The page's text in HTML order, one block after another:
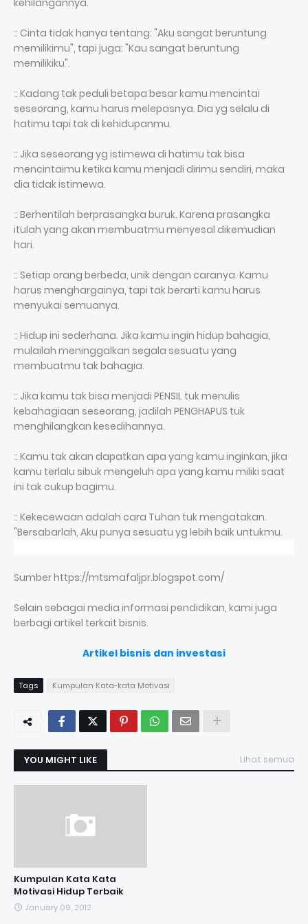
kehilangannya.
:: Cinta tidak hanya tentang: "Aku sangat beruntung
memilikimu", tapi juga: "Kau sangat beruntung
memilikiku".
:: Kadang tak peduli betapa besar kamu mencintai
seseorang, kamu harus melepasnya. Dia yg selalu di
hatimu tapi tak di kehidupanmu.
:: Jika seseorang yg istimewa di hatimu tak bisa
mencintaimu ketika kamu menjadi dirimu sendiri, maka
dia tidak istimewa.
:: Berhentilah berprasangka buruk. Karena prasangka
itulah yang akan membuatmu menyesal dikemudian
hari.
:: Setiap orang berbeda, unik dengan caranya. Kamu
harus menghargainya, tapi tak berarti kamu harus
menyukai semuanya.
:: Hidup ini sederhana. Jika kamu ingin hidup bahagia,
mulailah meninggalkan segala sesuatu yang
membuatmu tak bahagia.
:: Jika kamu tak bisa menjadi PENSIL tuk menulis
kebahagiaan seseorang, jadilah PENGHAPUS tuk
menghilangkan kesedihannya.
:: Kamu tak akan dapatkan apa yang kamu inginkan, jika
kamu terlalu sibuk mengeluh apa yang kamu miliki saat
ini tak cukup bagimu.
:: Kekecewaan adalah cara Tuhan tuk mengatakan.
"Bersabarlah, Aku punya sesuatu yg lebih baik untukmu.
Sumber https://mtsmafaljpr.blogspot.com/
Selain sebagai media informasi pendidikan, kami juga
berbagi artikel terkait bisnis.
Artikel bisnis dan investasi
Tags Kumpulan Kata-kata Motivasi
YOU MIGHT LIKE Lihat semua
Kumpulan Kata Kata
Motivasi Hidup Terbaik
January 09, 2012